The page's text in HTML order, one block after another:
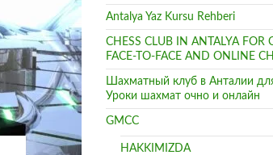
Antalya Yaz Kursu Rehberi
CHESS CLUB IN ANTALYA FOR
FACE-TO-FACE AND ONLINE
Шахматный клуб в Анталии
Уроки шахмат очно и онлайн
GMCC
HAKKIMIZDA